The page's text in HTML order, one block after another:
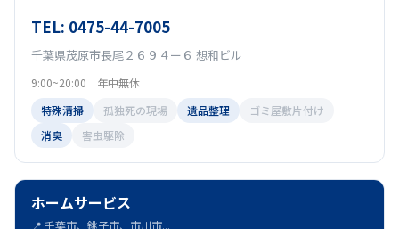
TEL: 0475-44-7005
千葉県茂原市長尾２６９４ー６ 想和ビル
9:00~20:00 年中無休
特殊清掃
孤独死の現場 遺品整理
ゴミ屋敷片付け
消臭
害虫駆除
ホームサービス
📍 千葉市、銚子市、市川市...